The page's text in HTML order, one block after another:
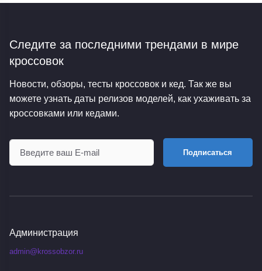
Следите за последними трендами в мире
кроссовок
Новости, обзоры, тесты кроссовок и кед. Так же вы
можете узнать даты релизов моделей, как ухаживать за
кроссовками или кедами.
Подписаться
Администрация
admin@krossobzor.ru